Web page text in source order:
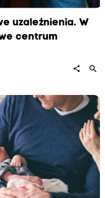
uzależnienia. W
centrum
share search